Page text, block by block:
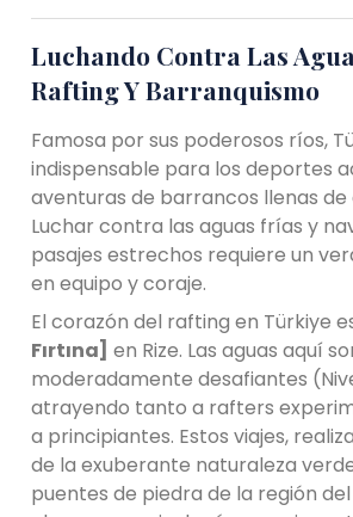
Luchando Contra Las
Rafting Y Barranquismo
Famosa por sus poderosos ríos,
indispensable para los deportes
aventuras de barrancos llenas de
Luchar contra las aguas frías y
pasajes estrechos requiere un
en equipo y coraje.
El corazón del rafting en Türkiye
Fırtına] en Rize. Las aguas aquí
moderadamente desafiantes
atrayendo tanto a rafters
a principiantes. Estos viajes,
de la exuberante naturaleza
puentes de piedra de la región